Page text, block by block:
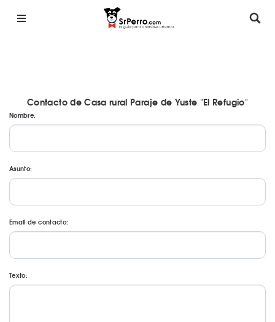
Contacto de Casa rural Paraje de Yuste "El Refugio"
Nombre:
Asunto:
Email de contacto:
Texto: